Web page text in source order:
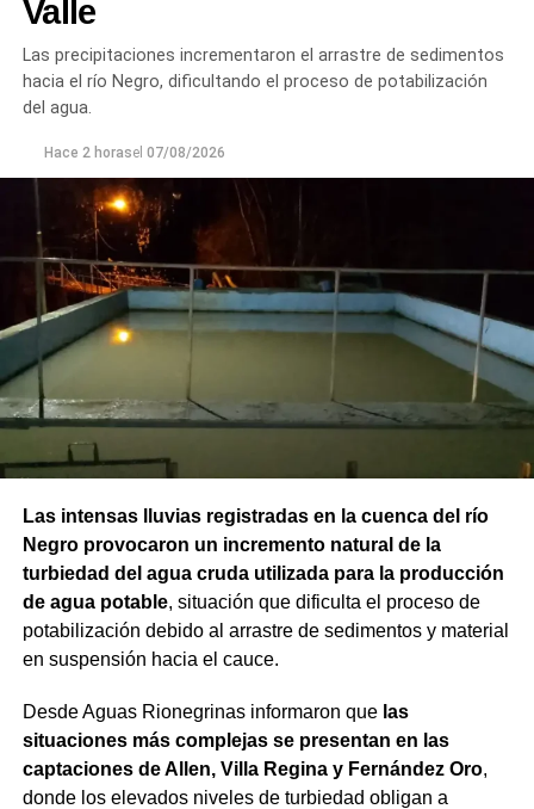
optimizar la conducción del agua, preservar el Canal
seguro para los productores del Alto Valle.
Valle
Las precipitaciones incrementaron el arrastre de sedimentos
hacia el río Negro, dificultando el proceso de potabilización
del agua.
Hace 2 horasel 07/08/2026
Las intensas lluvias registradas en la cuenca del río
Negro provocaron un incremento natural de la
turbiedad del agua cruda utilizada para la producción
de agua potable, situación que dificulta el proceso de
potabilización debido al arrastre de sedimentos y material
en suspensión hacia el cauce.
Desde Aguas Rionegrinas informaron que las
situaciones más complejas se presentan en las
captaciones de Allen, Villa Regina y Fernández Oro,
donde los elevados niveles de turbiedad obligan a